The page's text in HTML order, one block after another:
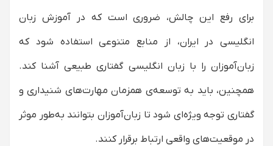
برای رفع این چالش، ضروری است که در آموزش زبان
انگلیسی در ایران، از منابع متنوعی استفاده شود که
زبان‌آموزان را با زبان انگلیسی گفتاری طبیعی آشنا کند.
همچنین، باید به توسعه‌ی همزمان مهارت‌های شنیداری و
گفتاری توجه ویژه‌ای شود تا زبان‌آموزان بتوانند به‌طور موثر
در موقعیت‌های واقعی ارتباط برقرار کنند.